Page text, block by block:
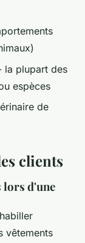
la plupart des
espèces
de
clients
lors d'une
vêtements